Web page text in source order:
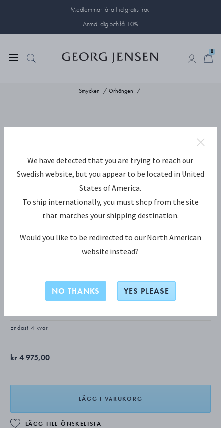
Medlemmar får alltid gratis frakt
Anmäl dig och få 10%
0
Smycken Örhängen
REFLECT örhängen
Endast 4 kvar
kr 4 975,00
LÄGG I VARUKORG
LÄGG TILL ÖNSKELISTA
We have detected that you are trying to reach our
Swedish website, but you appear to be located in United
States of America.
To ship internationally, you must shop from the site
that matches your shipping destination.
Would you like to be redirected to our North American
website instead?
NO THANKS YES PLEASE